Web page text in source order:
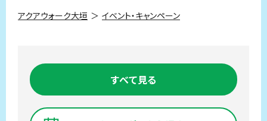
アクアウォーク大垣 イベント・キャンペーン
すべて見る